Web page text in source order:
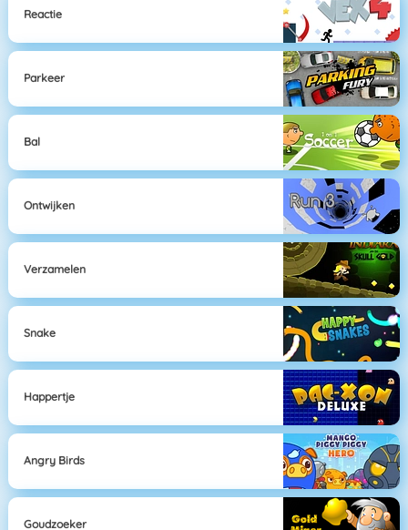
Reactie
Parkeer
Bal
Ontwijken
Verzamelen
Snake
Happertje
Angry Birds
Goudzoeker